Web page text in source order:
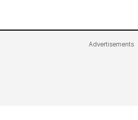
Advertisements